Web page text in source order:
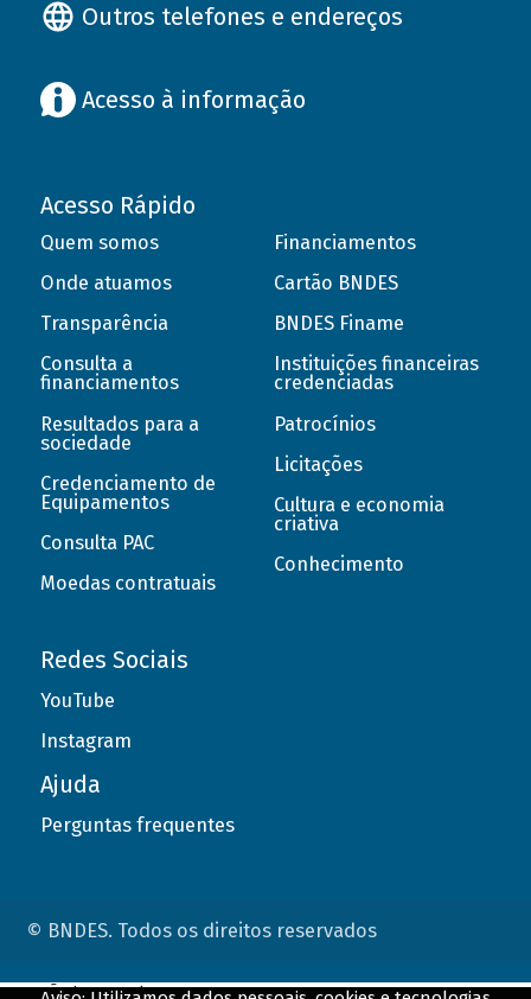
Outros telefones e endereços
Acesso à informação
Acesso Rápido
Quem somos
Onde atuamos
Transparência
Consulta a
financiamentos
Resultados para a
sociedade
Credenciamento de
Equipamentos
Consulta PAC
Moedas contratuais
Financiamentos
Cartão BNDES
BNDES Finame
Instituições financeiras
credenciadas
Patrocínios
Licitações
Cultura e economia
criativa
Conhecimento
Redes Sociais
YouTube
Instagram
Ajuda
Perguntas frequentes
© BNDES. Todos os direitos reservados
ConteÃºdo complementar